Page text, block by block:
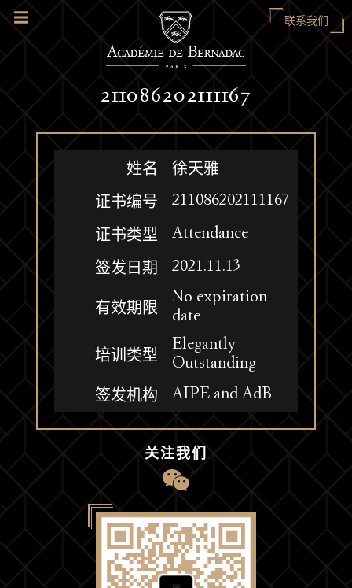
联系我们
211086202111167
姓名 徐天雅
证书编号 211086202111167
证书类型 Attendance
签发日期 2021.11.13
有效期限
No expiration
date
培训类型
Elegantly
Outstanding
签发机构 AIPE and AdB
关注我们